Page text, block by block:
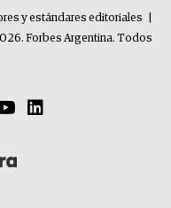
y estándares editoriales
Forbes Argentina. Todos